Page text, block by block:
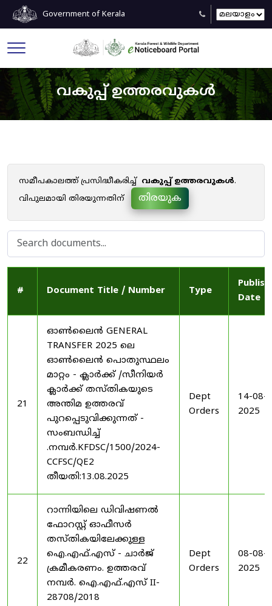
Government of Kerala
വകുപ്പ് ഉത്തരവുകൾ
സമീപകാലത്ത് പ്രസിദ്ധീകരിച്ച് വകുപ്പ് ഉത്തരവുകൾ.
വിപുലമായി തിരയുന്നതിന്
തിരയുക
# Document Title / Number Type
Date
21
ഓൺലൈൻ GENERAL
TRANSFER 2025 ലെ
ഓൺലൈൻ പൊതുസ്ഥലം
മാറ്റം - ക്ലാർക്ക് /സീനിയർ
ക്ലാർക്ക് തസ്തികയുടെ
അന്തിമ ഉത്തരവ്
പുറപ്പെടുവിക്കുന്നത് -
സംബന്ധിച്ച്
.നമ്പർ.KFDSC/1500/2024-
CCFSC/QE2
തീയതി:13.08.2025
Dept
Orders
14-08-
2025
22
റാന്നിയിലെ ഡിവിഷണൽ
ഫോറസ്റ്റ് ഓഫീസർ
തസ്തികയിലേക്കുള്ള
ഐ.എഫ്.എസ് - ചാർജ്
ക്രമീകരണം. ഉത്തരവ്
നമ്പർ. ഐ.എഫ്.എസ് II-
28708/2018
Dept
Orders
08-08-
2025